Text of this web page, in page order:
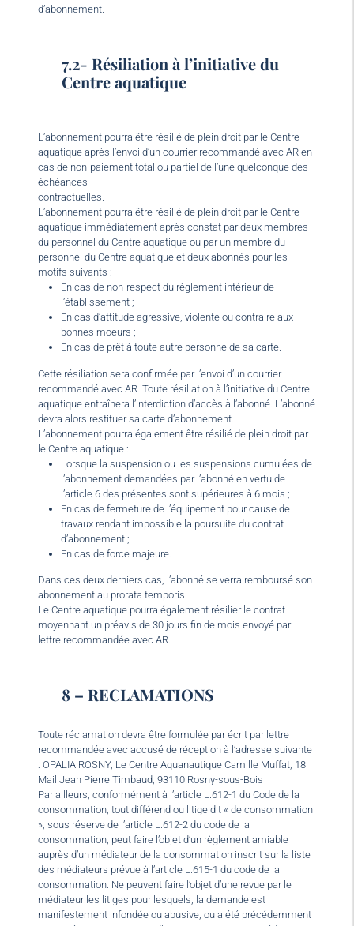
d’abonnement.
7.2- Résiliation à l’initiative du
Centre aquatique
L’abonnement pourra être résilié de plein droit par le Centre
aquatique après l’envoi d’un courrier recommandé avec AR en
cas de non-paiement total ou partiel de l’une quelconque des
échéances
contractuelles.
L’abonnement pourra être résilié de plein droit par le Centre
aquatique immédiatement après constat par deux membres
du personnel du Centre aquatique ou par un membre du
personnel du Centre aquatique et deux abonnés pour les
motifs suivants :
En cas de non-respect du règlement intérieur de
l’établissement ;
En cas d’attitude agressive, violente ou contraire aux
bonnes moeurs ;
En cas de prêt à toute autre personne de sa carte.
Cette résiliation sera confirmée par l’envoi d’un courrier
recommandé avec AR. Toute résiliation à l’initiative du Centre
aquatique entraînera l’interdiction d’accès à l’abonné. L’abonné
devra alors restituer sa carte d’abonnement.
L’abonnement pourra également être résilié de plein droit par
le Centre aquatique :
Lorsque la suspension ou les suspensions cumulées de
l’abonnement demandées par l’abonné en vertu de
l’article 6 des présentes sont supérieures à 6 mois ;
En cas de fermeture de l’équipement pour cause de
travaux rendant impossible la poursuite du contrat
d’abonnement ;
En cas de force majeure.
Dans ces deux derniers cas, l’abonné se verra remboursé son
abonnement au prorata temporis.
Le Centre aquatique pourra également résilier le contrat
moyennant un préavis de 30 jours fin de mois envoyé par
lettre recommandée avec AR.
8 – RECLAMATIONS
Toute réclamation devra être formulée par écrit par lettre
recommandée avec accusé de réception à l’adresse suivante
: OPALIA ROSNY, Le Centre Aquanautique Camille Muffat, 18
Mail Jean Pierre Timbaud, 93110 Rosny-sous-Bois
Par ailleurs, conformément à l’article L.612-1 du Code de la
consommation, tout différend ou litige dit « de consommation
», sous réserve de l’article L.612-2 du code de la
consommation, peut faire l’objet d’un règlement amiable
auprès d’un médiateur de la consommation inscrit sur la liste
des médiateurs prévue à l’article L.615-1 du code de la
consommation. Ne peuvent faire l’objet d’une revue par le
médiateur les litiges pour lesquels, la demande est
manifestement infondée ou abusive, ou a été précédemment